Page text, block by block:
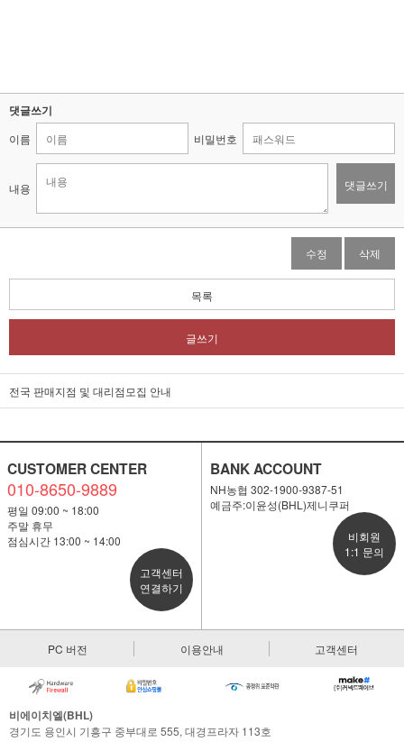
댓글쓰기
이름 비밀번호
내용 댓글쓰기
수정 삭제
목록
글쓰기
전국 판매지점 및 대리점모집 안내
CUSTOMER CENTER
010-8650-9889
평일 09:00 ~ 18:00
주말 휴무
점심시간 13:00 ~ 14:00
고객센터
연결하기
BANK ACCOUNT
NH농협 302-1900-9387-51
예금주:이윤성(BHL)제니쿠퍼
비회원
1:1 문의
PC 버전 이용안내 고객센터
비에이치엘(BHL)
경기도 용인시 기흥구 중부대로 555, 대경프라자 113호